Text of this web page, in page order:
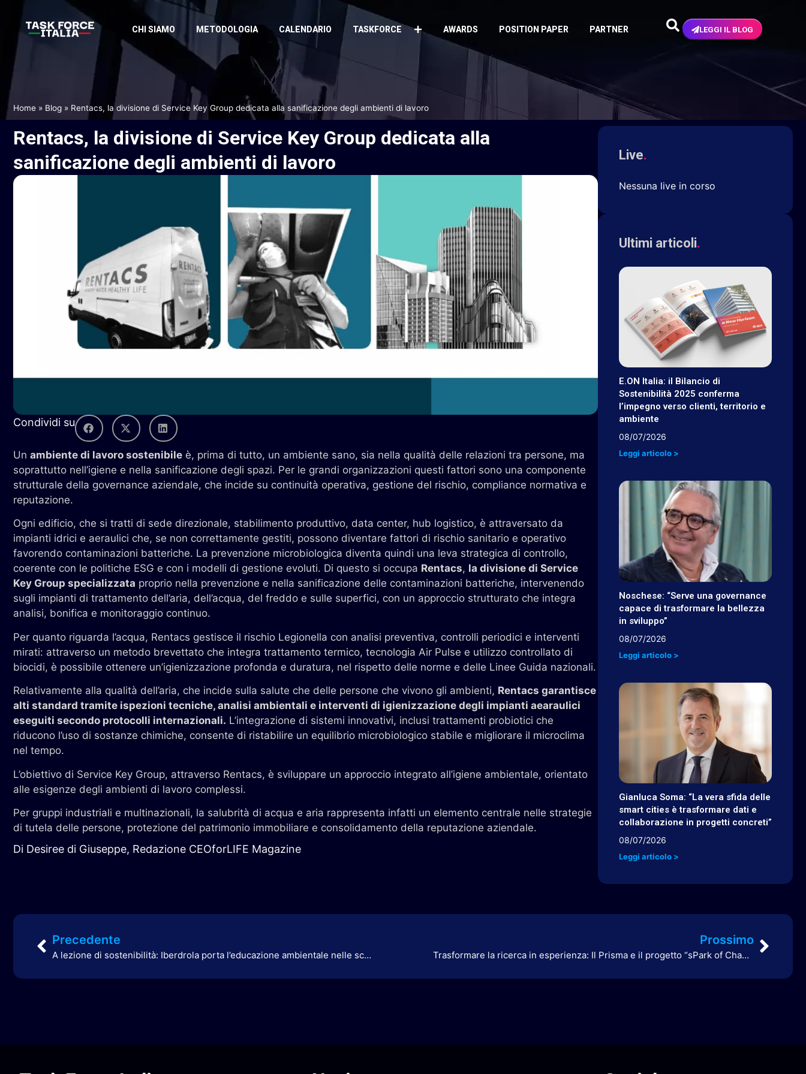
CHI SIAMO METODOLOGIA CALENDARIO TASKFORCE AWARDS POSITION PAPER PARTNER LEGGI IL BLOG
Home » Blog » Rentacs, la divisione di Service Key Group dedicata alla sanificazione degli ambienti di lavoro
Rentacs, la divisione di Service Key Group dedicata alla
sanificazione degli ambienti di lavoro
Condividi su
Un ambiente di lavoro sostenibile è, prima di tutto, un ambiente sano, sia nella qualità delle relazioni tra persone, ma
soprattutto nell’igiene e nella sanificazione degli spazi. Per le grandi organizzazioni questi fattori sono una componente
strutturale della governance aziendale, che incide su continuità operativa, gestione del rischio, compliance normativa e
reputazione.
Ogni edificio, che si tratti di sede direzionale, stabilimento produttivo, data center, hub logistico, è attraversato da
impianti idrici e aeraulici che, se non correttamente gestiti, possono diventare fattori di rischio sanitario e operativo
favorendo contaminazioni batteriche. La prevenzione microbiologica diventa quindi una leva strategica di controllo,
coerente con le politiche ESG e con i modelli di gestione evoluti. Di questo si occupa Rentacs, la divisione di Service
Key Group specializzata proprio nella prevenzione e nella sanificazione delle contaminazioni batteriche, intervenendo
sugli impianti di trattamento dell’aria, dell’acqua, del freddo e sulle superfici, con un approccio strutturato che integra
analisi, bonifica e monitoraggio continuo.
Per quanto riguarda l’acqua, Rentacs gestisce il rischio Legionella con analisi preventiva, controlli periodici e interventi
mirati: attraverso un metodo brevettato che integra trattamento termico, tecnologia Air Pulse e utilizzo controllato di
biocidi, è possibile ottenere un’igienizzazione profonda e duratura, nel rispetto delle norme e delle Linee Guida nazionali.
Relativamente alla qualità dell’aria, che incide sulla salute che delle persone che vivono gli ambienti, Rentacs garantisce
alti standard tramite ispezioni tecniche, analisi ambientali e interventi di igienizzazione degli impianti aearaulici
eseguiti secondo protocolli internazionali. L’integrazione di sistemi innovativi, inclusi trattamenti probiotici che
riducono l’uso di sostanze chimiche, consente di ristabilire un equilibrio microbiologico stabile e migliorare il microclima
nel tempo.
L’obiettivo di Service Key Group, attraverso Rentacs, è sviluppare un approccio integrato all’igiene ambientale, orientato
alle esigenze degli ambienti di lavoro complessi.
Per gruppi industriali e multinazionali, la salubrità di acqua e aria rappresenta infatti un elemento centrale nelle strategie
di tutela delle persone, protezione del patrimonio immobiliare e consolidamento della reputazione aziendale.
Di Desiree di Giuseppe, Redazione CEOforLIFE Magazine
Live.
Nessuna live in corso
Ultimi articoli.
E.ON Italia: il Bilancio di
Sostenibilità 2025 conferma
l’impegno verso clienti, territorio e
ambiente
08/07/2026
Leggi articolo >
Noschese: “Serve una governance
capace di trasformare la bellezza
in sviluppo”
08/07/2026
Leggi articolo >
Gianluca Soma: “La vera sfida delle
smart cities è trasformare dati e
collaborazione in progetti concreti”
08/07/2026
Leggi articolo >
Precedente
A lezione di sostenibilità: Iberdrola porta l’educazione ambientale nelle scuole
Prossimo
Trasformare la ricerca in esperienza: Il Prisma e il progetto “sPark of Change” con l’università Bocconi